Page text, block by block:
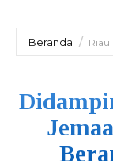
Beranda Riau